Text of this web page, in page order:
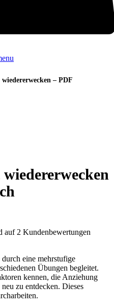
– PDF
auf 2 Kundenbewertungen
eine mehrstufige
Übungen begleitet.
kennen, die Anziehung
zu entdecken. Dieses